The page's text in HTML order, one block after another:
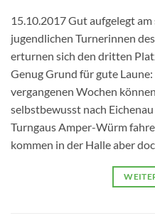
15.10.2017 Gut aufgelegt
jugendlichen Turnerinnen
erturnen sich den dritten
Genug Grund für gute
vergangenen Wochen
selbstbewusst nach
Turngaus Amper-Würm
kommen in der Halle aber